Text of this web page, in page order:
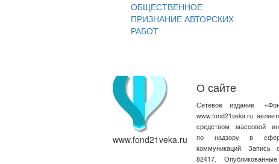
ОБЩЕСТВЕННОЕ
ПРИЗНАНИЕ АВТОРСКИХ
РАБОТ
www.fond21veka.ru
О сайте
Сетевое издание «
www.fond21veka.ru
средством массовой
по надзору в
коммуникаций.
82417.